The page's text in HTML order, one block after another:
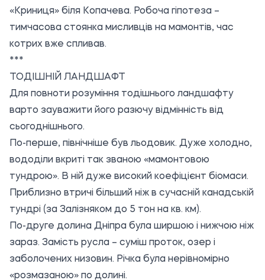
«Криниця» біля Копачева. Робоча гіпотеза –
тимчасова стоянка мисливців на мамонтів, час
котрих вже спливав.
***
ТОДІШНІЙ ЛАНДШАФТ
Для повноти розуміння тодішнього ландшафту
варто зауважити його разючу відмінність від
сьогоднішнього.
По-перше, північніше був льодовик. Дуже холодно,
вододіли вкриті так званою «мамонтовою
тундрою». В ній дуже високий коефіцієнт біомаси.
Приблизно втричі більший ніж в сучасній канадській
тундрі (за Залізняком до 5 тон на кв. км).
По-друге долина Дніпра була ширшою і нижчою ніж
зараз. Замість русла – суміш проток, озер і
заболочених низовин. Річка була нерівномірно
«розмазаною» по долині.